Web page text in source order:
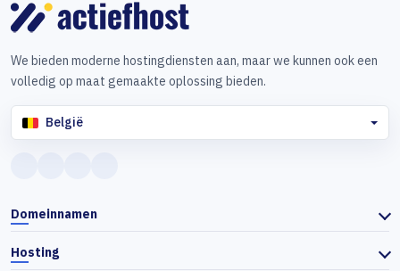
We bieden moderne hostingdiensten aan, maar we kunnen ook een
volledig op maat gemaakte oplossing bieden.
België
Domeinnamen
Hosting